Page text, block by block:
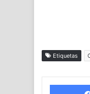
Etiquetas